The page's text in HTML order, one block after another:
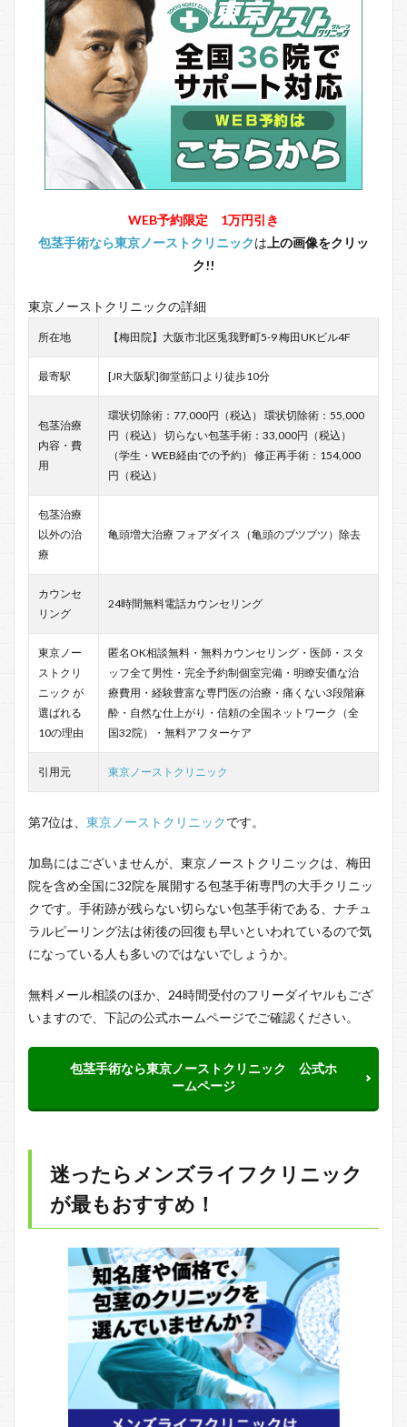
WEB予約限定 1万円引き
包茎手術なら東京ノーストクリニックは 上の画像をクリッ
ク!!
東京ノーストクリニックの詳細
所在地 【梅田院】大阪市北区兎我野町5-9 梅田UKビル4F
最寄駅 [JR大阪駅]御堂筋口より徒歩10分
包茎治療
内容・費
用
環状切除術：77,000円（税込） 環状切除術：55,000
円（税込） 切らない包茎手術：33,000円（税込）
（学生・WEB経由での予約） 修正再手術：154,000
円（税込）
包茎治療
以外の治
療
亀頭増大治療 フォアダイス（亀頭のブツブツ）除去
カウンセ
リング
24時間無料電話カウンセリング
東京ノー
ストクリ
ニック が
選ばれる
10の理由
匿名OK相談無料・無料カウンセリング・医師・スタ
ッフ全て男性・完全予約制個室完備・明瞭安価な治
療費用・経験豊富な専門医の治療・痛くない3段階麻
酔・自然な仕上がり・信頼の全国ネットワーク（全
国32院）・無料アフターケア
引用元 東京ノーストクリニック
第7位は、 東京ノーストクリニックです。
加島にはございませんが、東京ノーストクリニックは、梅田
院を含め全国に32院を展開する包茎手術専門の大手クリニッ
クです。手術跡が残らない切らない包茎手術である、ナチュ
ラルピーリング法は術後の回復も早いといわれているので気
になっている人も多いのではないでしょうか。
無料メール相談のほか、24時間受付のフリーダイヤルもござ
いますので、下記の公式ホームページでご確認ください。
包茎手術なら東京ノーストクリニック 公式ホ
ームページ
迷ったらメンズライフクリニック
が最もおすすめ！